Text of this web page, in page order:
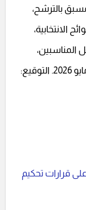
بالترشح،
الانتخابية،
المناسبين،
لجميع الأغراض ذات الصلة. مدريد، بتاريخ 21 مايو 2026. التوقيع:
قرارات تحكيم